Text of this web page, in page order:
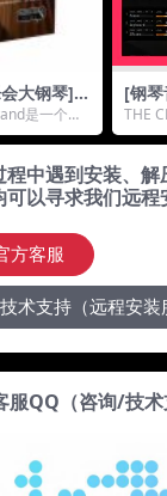
大钢琴]P
G
是一个高
风钢琴样...
[钢
THE
D &
中遇到安装、
以寻求我们远程
方客服
术支持（远程安装
QQ（咨询/技术